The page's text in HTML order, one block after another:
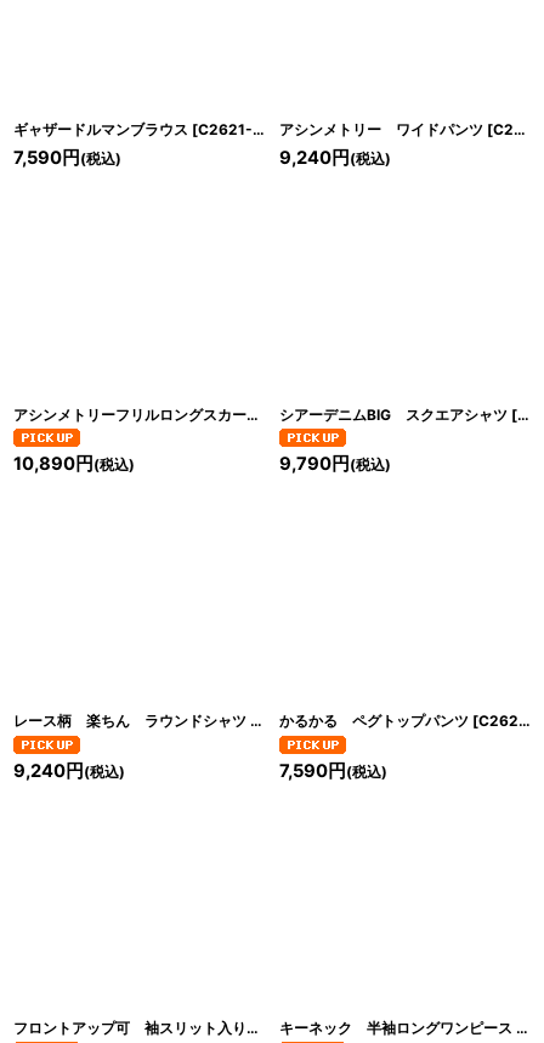
ギャザードルマンブラウス [C2621-01
7,590円 (税込)
アシンメトリー ワイドパンツ [C2614-01
9,240円 (税込)
アシンメトリーフリルロングスカート C2613-01]
10,890円 (税込)
シアーデニムBIG スクエアシャツ [
9,790円 (税込)
レース柄 楽ちん ラウンドシャツ [C2621-04]
9,240円 (税込)
かるかる ペグトップパンツ [C2624-03
7,590円 (税込)
フロントアップ可 袖スリット入り BIG シャツ [ C2625-05]
キーネック 半袖ロングワンピース [